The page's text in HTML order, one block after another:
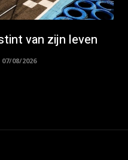
van zijn leven
07/08/2026